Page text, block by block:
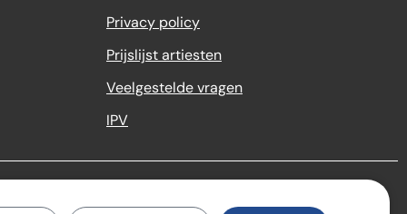
Privacy policy
Prijslijst artiesten
Veelgestelde vragen
IPV